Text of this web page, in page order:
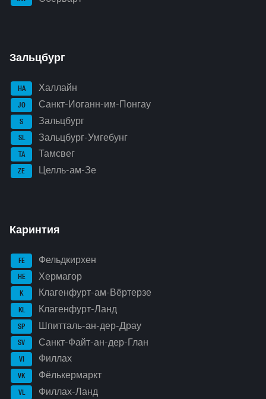
Зальцбург
HA Халлайн
JO Санкт-Иоганн-им-Понгау
S Зальцбург
SL Зальцбург-Умгебунг
TA Тамсвег
ZE Целль-ам-Зе
Каринтия
FE Фельдкирхен
HE Хермагор
K Клагенфурт-ам-Вёртерзе
KL Клагенфурт-Ланд
SP Шпитталь-ан-дер-Драу
SV Санкт-Файт-ан-дер-Глан
VI Филлах
VK Фёлькермаркт
VL Филлах-Ланд